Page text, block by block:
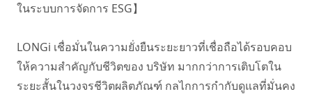
ในระบบการจัดการ ESG】
LONGi เชื่อมั่นในความยั่งยืนระยะยาวที่เชื่อถือได้รอบคอบ
ให้ความสําคัญกับชีวิตของ บริษัท มากกว่าการเติบโตใน
ระยะสั้นในวงจรชีวิตผลิตภัณฑ์ กลไกการกํากับดูแลที่มั่นคง